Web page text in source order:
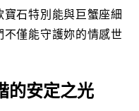
石特別能與巨蟹座細
不僅能守護妳的情感世
的安定之光